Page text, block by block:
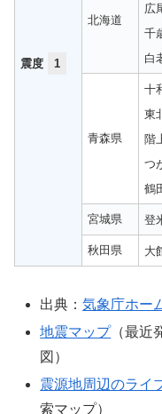
震度 1
北海道
広
千
白
青森県
十
東
階
つ
鶴
宮城県 登
秋田県 大
出典：気象庁ホー
地震マップ（最近
図）
震源地周辺のライ
索マップ）